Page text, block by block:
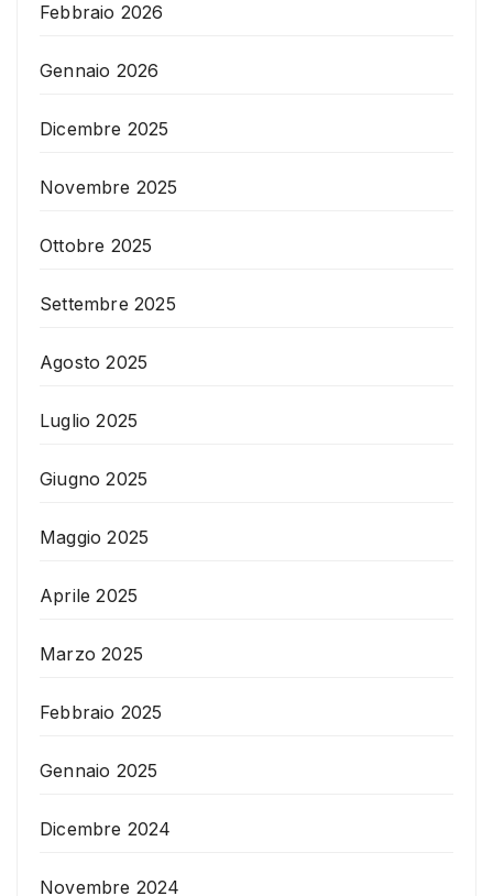
Febbraio 2026
Gennaio 2026
Dicembre 2025
Novembre 2025
Ottobre 2025
Settembre 2025
Agosto 2025
Luglio 2025
Giugno 2025
Maggio 2025
Aprile 2025
Marzo 2025
Febbraio 2025
Gennaio 2025
Dicembre 2024
Novembre 2024